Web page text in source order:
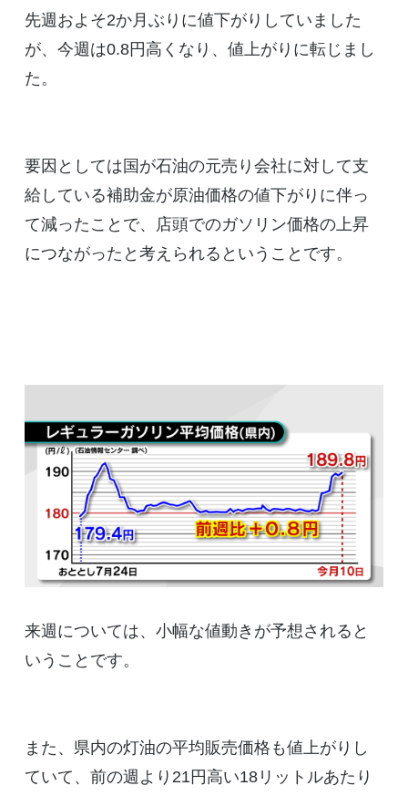
先週およそ2か月ぶりに値下がりしていました
が、今週は0.8円高くなり、値上がりに転じまし
た。
要因としては国が石油の元売り会社に対して支
給している補助金が原油価格の値下がりに伴っ
て減ったことで、店頭でのガソリン価格の上昇
につながったと考えられるということです。
来週については、小幅な値動きが予想されると
いうことです。
また、県内の灯油の平均販売価格も値上がりし
ていて、前の週より21円高い18リットルあたり